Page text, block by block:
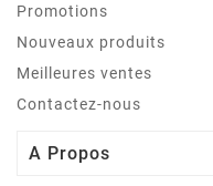
Promotions
Nouveaux produits
Meilleures ventes
Contactez-nous
A Propos